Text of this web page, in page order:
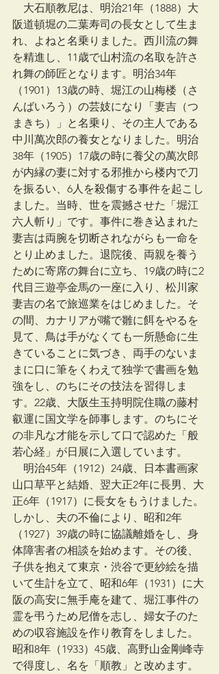
大石順教尼は、明治21年（1888）大
阪道頓堀の二葉寿司の長女として生ま
れ、よねと名乗りました。西川流の舞
を精進し、11歳で山村流の名取を許さ
れ舞の師匠となります。明治34年
（1901）13歳の時、堀江の山梅楼（さ
んばいろう）の芸妓になり「妻吉（つ
まきち）」と名乗り、その主人である
中川萬次郎の養女となりました。明治
38年（1905）17歳の時に養父の萬次郎
が内縁の妻に対する邪推から楼内で刀
を振るい、6人を殺傷する事件を起こし
ました。当時、世を震撼させた「堀江
六人斬り」です。事件に巻き込まれた
妻吉は両腕を切断されながらも一命を
とり止めました。退院後、両親を養う
ために寄席の舞台に立ち、19歳の時に2
代目三遊亭金馬の一座に入り、松川家
妻吉の名で旅巡業をはじめました。そ
の間、カナリアが嘴で雛に餌をやるを
見て、鳥は手がなくても一所懸命に生
きていることに気づき、両手のないま
まに口に筆をくわえて独学で書画を勉
強をし、のちにその技法を習得しま
す。22歳、大阪生玉持明院住職の藤村
叡運に国文学を師事します。のちにそ
の非凡な才能を示して口で認めた「般
若心経」が日展に入選しています。
明治45年（1912）24歳、日本書画家
山口草平と結婚、翌大正2年に長男、大
正6年（1917）に長女をもうけました。
しかし、夫の不倫により、昭和2年
（1927）39歳の時に協議離婚をし、身
体障害者の相談を始めます。その後、
子供を抱えて東京・渋谷で更紗絵を描
いて生計を立て、昭和6年（1931）に大
阪の高安に無手庵を建て、堀江事件の
霊を弔うため尼僧を志し、婦女子のた
めの収容施設を作り教育をしました。
昭和8年（1933）45歳、高野山金剛峰寺
で得度し、名を「順教」と改めます。